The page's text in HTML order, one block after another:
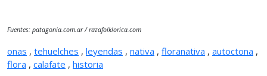
Fuentes: patagonia.com.ar / razafolklorica.com
onas , tehuelches , leyendas , nativa , floranativa , autoctona ,
flora , calafate , historia